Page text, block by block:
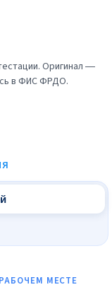
Оригинал —
в ФИС ФРДО.
МЕСТЕ